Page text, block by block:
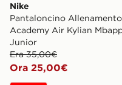
Nike
Pantaloncino Allenamento
Academy Air Kylian
Junior
Era 35,00€
Ora 25,00€